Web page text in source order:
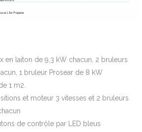
en laiton de 9,3 kW chacun, 2 bruleurs
1 bruleur Prosear de 8 kW
1 m2.
et moteur 3 vitesses et 2 bruleurs
de contrôle par LED bleus